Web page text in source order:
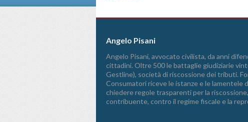
Angelo Pisani
Angelo Pisani, avvocato civilista, da anni
cittadini. Oltre 500 le battaglie giudiziarie
Gestline), società di riscossione dei tributi.
Consumatori riceve le istanze e le lamentele
chiedere regole trasparenti per la
contribuente, contro il regime fiscale e la